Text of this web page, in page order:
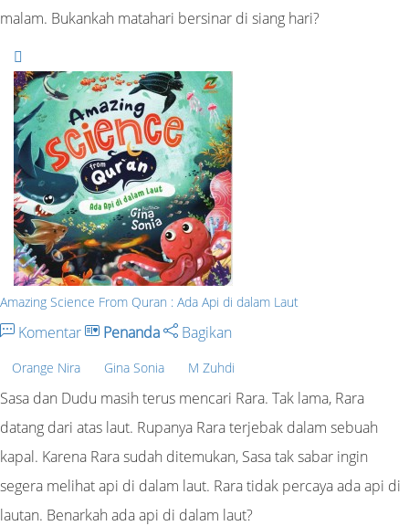
malam. Bukankah matahari bersinar di siang hari?
Amazing Science From Quran : Ada Api di dalam Laut
Komentar Penanda Bagikan
Orange Nira Gina Sonia M Zuhdi
Sasa dan Dudu masih terus mencari Rara. Tak lama, Rara
datang dari atas laut. Rupanya Rara terjebak dalam sebuah
kapal. Karena Rara sudah ditemukan, Sasa tak sabar ingin
segera melihat api di dalam laut. Rara tidak percaya ada api di
lautan. Benarkah ada api di dalam laut?